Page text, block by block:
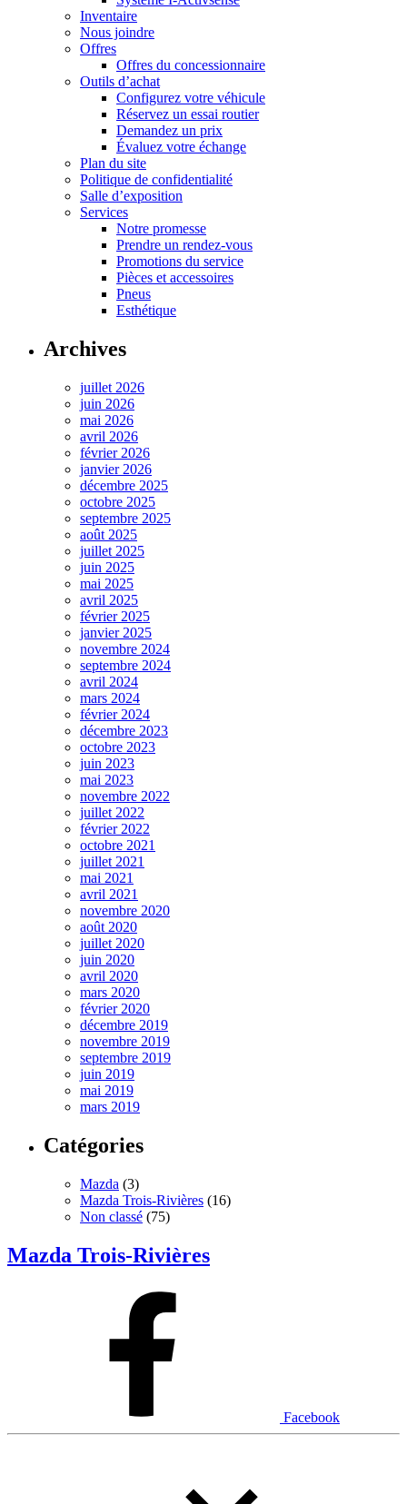
Inventaire
Nous joindre
Offres
Offres du concessionnaire
Outils d’achat
Configurez votre véhicule
Réservez un essai routier
Demandez un prix
Évaluez votre échange
Plan du site
Politique de confidentialité
Salle d’exposition
Services
Notre promesse
Prendre un rendez-vous
Promotions du service
Pièces et accessoires
Pneus
Esthétique
Archives
juillet 2026
juin 2026
mai 2026
avril 2026
février 2026
janvier 2026
décembre 2025
octobre 2025
septembre 2025
août 2025
juillet 2025
juin 2025
mai 2025
avril 2025
février 2025
janvier 2025
novembre 2024
septembre 2024
avril 2024
mars 2024
février 2024
décembre 2023
octobre 2023
juin 2023
mai 2023
novembre 2022
juillet 2022
février 2022
octobre 2021
juillet 2021
mai 2021
avril 2021
novembre 2020
août 2020
juillet 2020
juin 2020
avril 2020
mars 2020
février 2020
décembre 2019
novembre 2019
septembre 2019
juin 2019
mai 2019
mars 2019
Catégories
Mazda (3)
Mazda Trois-Rivières (16)
Non classé (75)
Mazda Trois-Rivières
Facebook